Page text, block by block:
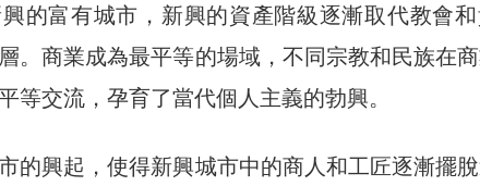
的富有城市，新興的資產階級逐漸取代教會
。商業成為最平等的場域，不同宗教和民族在
等交流，孕育了當代個人主義的勃興。
的興起，使得新興城市中的商人和工匠逐漸擺